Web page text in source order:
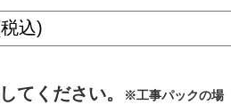
てください。
※工事パックの場